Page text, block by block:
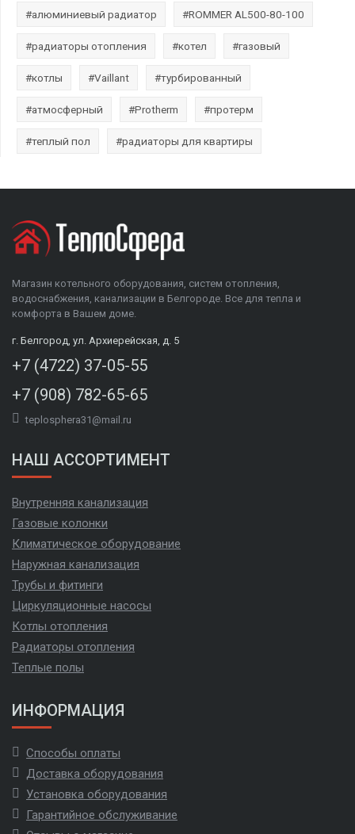
#алюминиевый радиатор #ROMMER AL500-80-100
#радиаторы отопления #котел #газовый
#котлы #Vaillant #турбированный
#атмосферный #Protherm #протерм
#теплый пол #радиаторы для квартиры
Магазин котельного оборудования, систем отопления,
водоснабжения, канализации в Белгороде. Все для тепла и
комфорта в Вашем доме.
г. Белгород, ул. Архиерейская, д. 5
+7 (4722) 37-05-55
+7 (908) 782-65-65
teplosphera31@mail.ru
НАШ АССОРТИМЕНТ
Внутренняя канализация
Газовые колонки
Климатическое оборудование
Наружная канализация
Трубы и фитинги
Циркуляционные насосы
Котлы отопления
Радиаторы отопления
Теплые полы
ИНФОРМАЦИЯ
Способы оплаты
Доставка оборудования
Установка оборудования
Гарантийное обслуживание